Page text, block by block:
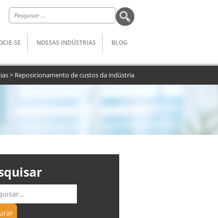
Pesquisar
por:
SE NOSSAS INDÚSTRIAS BLOG
> Reposicionamento de custos da indústria